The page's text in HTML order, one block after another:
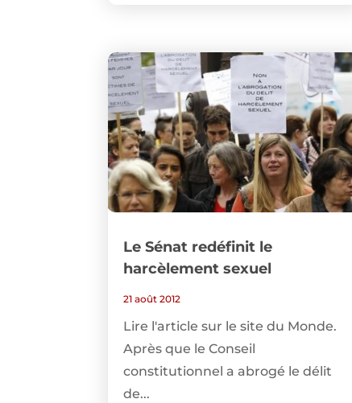
Le Sénat redéfinit le
harcèlement sexuel
21 août 2012
Lire l'article sur le site du Monde.
Après que le Conseil
constitutionnel a abrogé le délit
de...